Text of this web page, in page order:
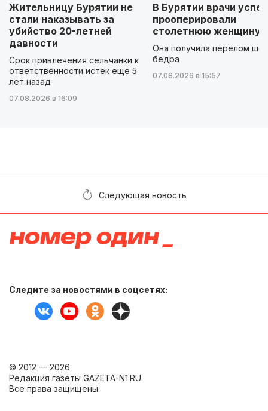
Жительницу Бурятии не
стали наказывать за
убийство 20-летней
давности
Срок привлечения сельчанки к
ответственности истек еще 5
лет назад
07.08.2026 в 16:09
В Бурятии врачи
прооперировали
столетнюю женщину
Она получила перелом
бедра
07.08.2026 в 15:57
Следующая новость
Следите за новостями в соцсетях:
© 2012 — 2026
Редакция газеты GAZETA-N1.RU
Все права защищены.